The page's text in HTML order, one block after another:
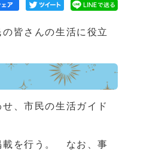
皆さんの生活に役立
、市民の生活ガイド
載を行う。 なお、事